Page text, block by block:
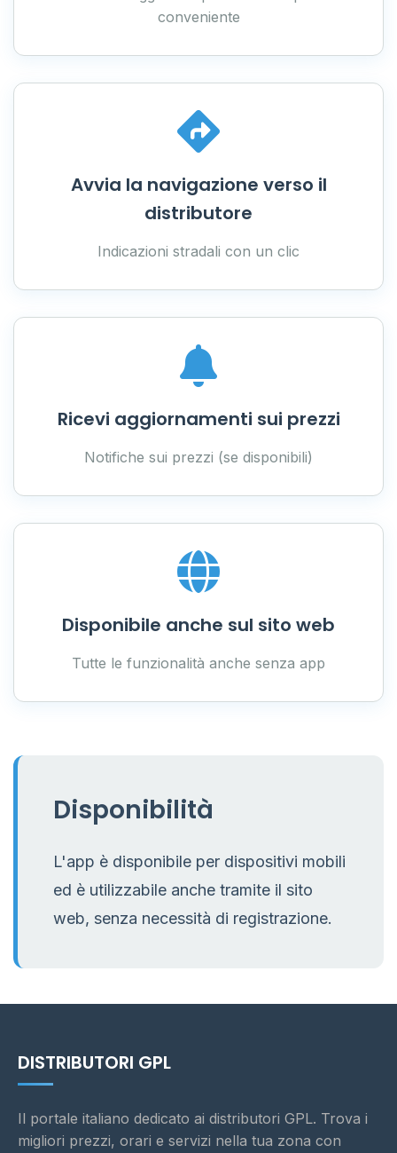
conveniente
Avvia la navigazione verso il
distributore
Indicazioni stradali con un clic
Ricevi aggiornamenti sui prezzi
Notifiche sui prezzi (se disponibili)
Disponibile anche sul sito web
Tutte le funzionalità anche senza app
Disponibilità
L'app è disponibile per dispositivi mobili
ed è utilizzabile anche tramite il sito
web, senza necessità di registrazione.
DISTRIBUTORI GPL
Il portale italiano dedicato ai distributori GPL. Trova i
migliori prezzi, orari e servizi nella tua zona con